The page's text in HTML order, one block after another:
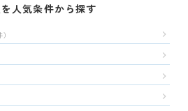
人気条件から探す
）